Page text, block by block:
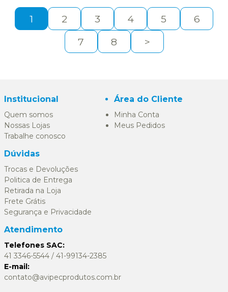
1 2 3 4 5
6
7
8 >
Institucional
Quem somos
Nossas Lojas
Trabalhe conosco
Área do Cliente
Minha Conta
Meus Pedidos
Dúvidas
Trocas e Devoluções
Politica de Entrega
Retirada na Loja
Frete Grátis
Segurança e Privacidade
Atendimento
Telefones SAC:
41 3346-5544 / 41-99134-2385
E-mail:
contato@avipecprodutos.com.br